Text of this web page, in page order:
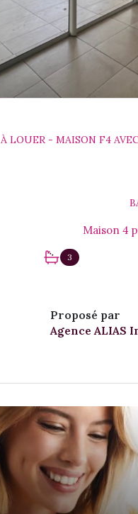
À LOUER - MAISON F4
3
Proposé par
Agence ALIAS